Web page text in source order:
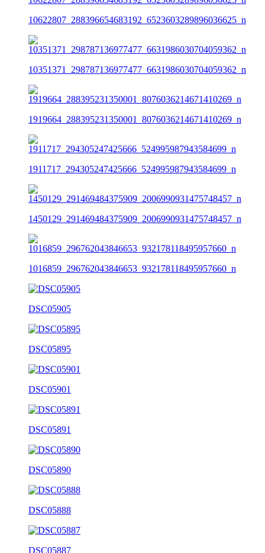
10622807_288396654683192_6523603289896036625_n
10351371_298787136977477_6631986030704059362_n
1919664_288395231350001_8076036214671410269_n
1911717_294305247425666_524995987943584699_n
1450129_291469484375909_2006990931475748457_n
1016859_296762043846653_932178118495957660_n
DSC05905
DSC05895
DSC05901
DSC05891
DSC05890
DSC05888
DSC05887